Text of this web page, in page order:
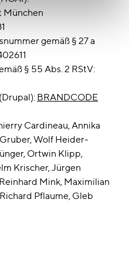
München
gemäß § 27 a
§ 55 Abs. 2 RStV:
BRANDCODE
Cardineau, Annika
Wolf Heider-
Ortwin Klipp,
Krischer, Jürgen
Mink, Maximilian
Pflaume, Gleb